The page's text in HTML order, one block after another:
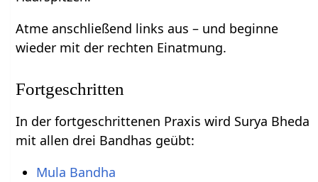
Atme anschließend links aus – und beginne
wieder mit der rechten Einatmung.
Fortgeschritten
In der fortgeschrittenen Praxis wird Surya Bheda
mit allen drei Bandhas geübt:
Mula Bandha